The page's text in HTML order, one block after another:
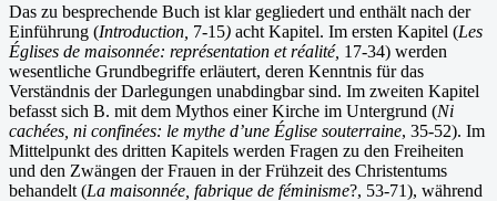
Das zu besprechende Buch ist klar gegliedert und enthält nach der
Einführung (Introduction, 7-15) acht Kapitel. Im ersten Kapitel (Les
Églises de maisonnée: représentation et réalité, 17-34) werden
wesentliche Grundbegriffe erläutert, deren Kenntnis für das
Verständnis der Darlegungen unabdingbar sind. Im zweiten Kapitel
befasst sich B. mit dem Mythos einer Kirche im Untergrund (Ni
cachées, ni confinées: le mythe d’une Église souterraine, 35-52). Im
Mittelpunkt des dritten Kapitels werden Fragen zu den Freiheiten
und den Zwängen der Frauen in der Frühzeit des Christentums
behandelt (La maisonnée, fabrique de féminisme?, 53-71), während